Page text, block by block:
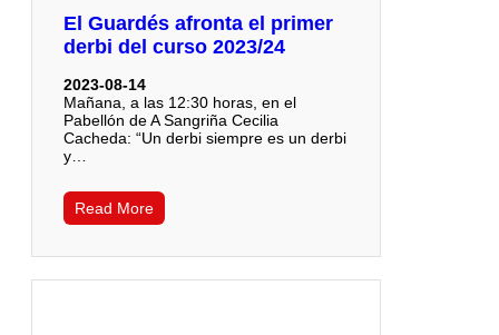
El Guardés afronta el primer
derbi del curso 2023/24
2023-08-14
Mañana, a las 12:30 horas, en el
Pabellón de A Sangriña Cecilia
Cacheda: “Un derbi siempre es un derbi
y…
Read More